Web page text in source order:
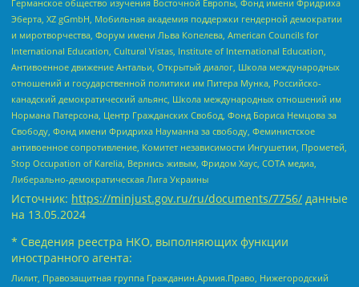
Германское общество изучения Восточной Европы, Фонд имени Фридриха
Эберта, XZ gGmbH, Мобильная академия поддержки гендерной демократии
и миротворчества, Форум имени Льва Копелева, American Councils for
International Education, Cultural Vistas, Institute of International Education,
Антивоенное движение Антальи, Открытый диалог, Школа международных
отношений и государственной политики им Питера Мунка, Российско-
канадский демократический альянс, Школа международных отношений им
Нормана Патерсона, Центр Гражданских Свобод, Фонд Бориса Немцова за
Свободу, Фонд имени Фридриха Науманна за свободу, Феминистское
антивоенное сопротивление, Комитет независимости Ингушетии, Прометей,
Stop Occupation of Karelia, Вернись живым, Фридом Хаус, СОТА медиа,
Либерально-демократическая Лига Украины
Источник: https://minjust.gov.ru/ru/documents/7756/ данные
на 13.05.2024
* Сведения реестра НКО, выполняющих функции
иностранного агента:
Лилит, Правозащитная группа Гражданин.Армия.Право, Нижегородский